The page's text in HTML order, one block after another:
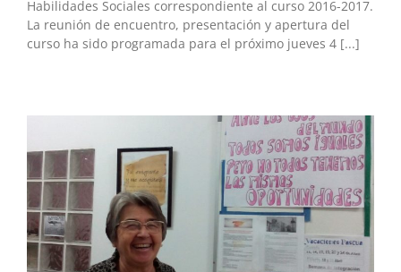
Habilidades Sociales correspondiente al curso 2016-2017.
La reunión de encuentro, presentación y apertura del
curso ha sido programada para el próximo jueves 4 [...]